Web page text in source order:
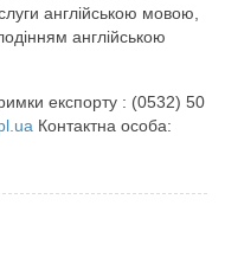
англійською мовою,
англійською
експорту : (0532) 50
Контактна особа: